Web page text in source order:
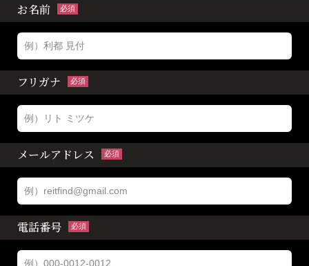
お名前 必須
フリガナ 必須
メールアドレス 必須
電話番号 必須